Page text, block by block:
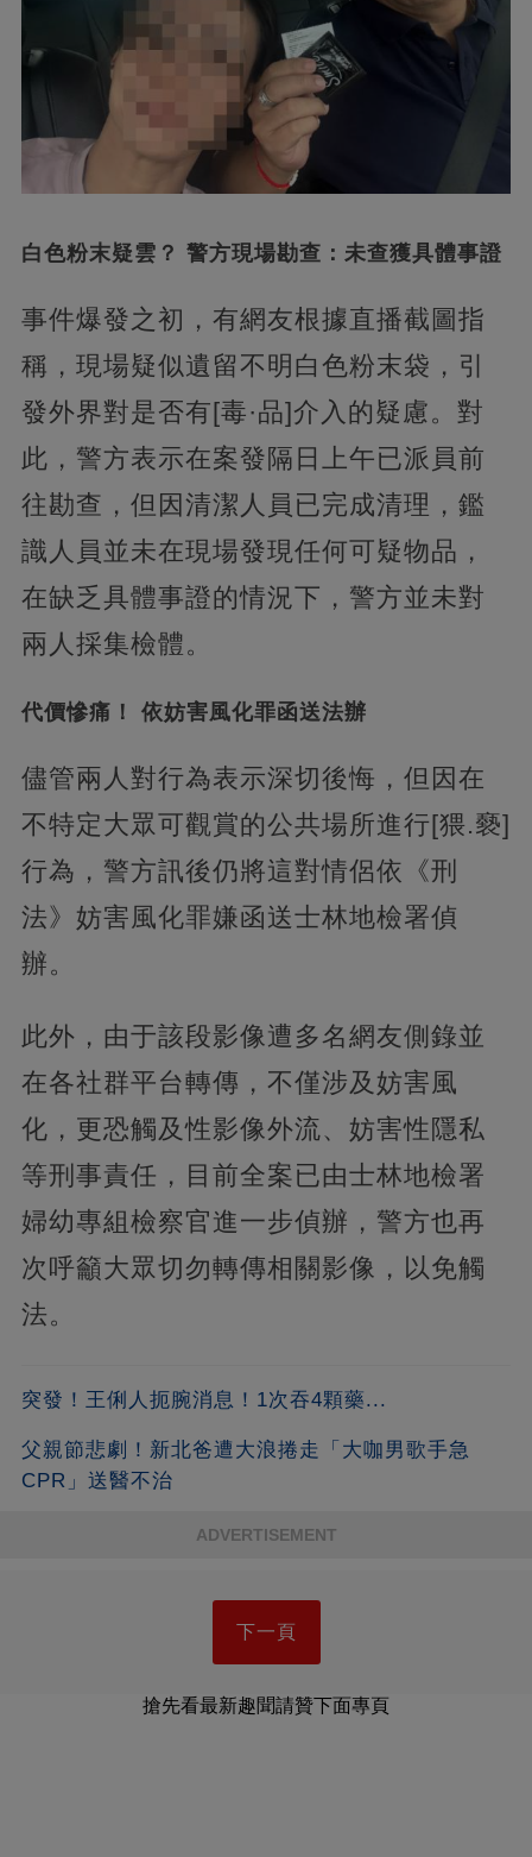
白色粉末疑雲？ 警方現場勘查：未查獲具體事證
事件爆發之初，有網友根據直播截圖指
稱，現場疑似遺留不明白色粉末袋，引
發外界對是否有[毒·品]介入的疑慮。對
此，警方表示在案發隔日上午已派員前
往勘查，但因清潔人員已完成清理，鑑
識人員並未在現場發現任何可疑物品，
在缺乏具體事證的情況下，警方並未對
兩人採集檢體。
代價慘痛！ 依妨害風化罪函送法辦
儘管兩人對行為表示深切後悔，但因在
不特定大眾可觀賞的公共場所進行[猥.褻]
行為，警方訊後仍將這對情侶依《刑
法》妨害風化罪嫌函送士林地檢署偵
辦。
此外，由于該段影像遭多名網友側錄並
在各社群平台轉傳，不僅涉及妨害風
化，更恐觸及性影像外流、妨害性隱私
等刑事責任，目前全案已由士林地檢署
婦幼專組檢察官進一步偵辦，警方也再
次呼籲大眾切勿轉傳相關影像，以免觸
法。
突發！王俐人扼腕消息！1次吞4顆藥...
父親節悲劇！新北爸遭大浪捲走「大咖男歌手急
CPR」送醫不治
ADVERTISEMENT
下一頁
搶先看最新趣聞請贊下面專頁